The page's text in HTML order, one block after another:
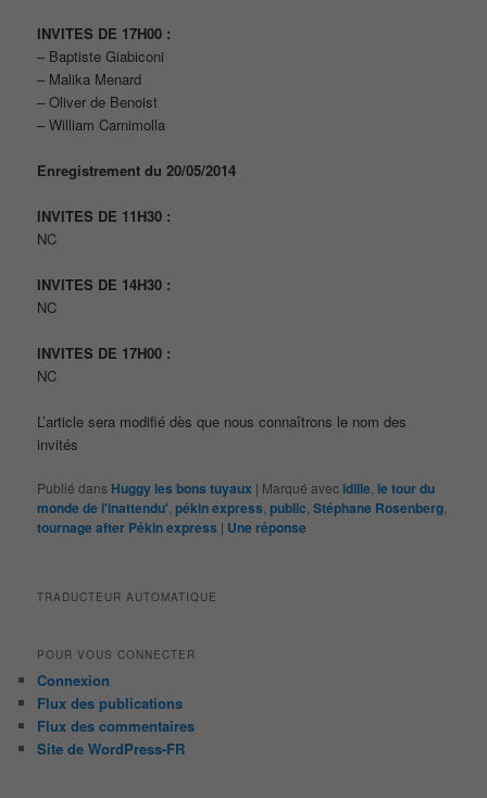
INVITES DE 17H00 :
– Baptiste Giabiconi
– Malika Menard
– Oliver de Benoist
– William Carnimolla
Enregistrement du 20/05/2014
INVITES DE 11H30 :
NC
INVITES DE 14H30 :
NC
INVITES DE 17H00 :
NC
L’article sera modifié dès que nous connaîtrons le nom des
invités
Publié dans Huggy les bons tuyaux | Marqué avec idille le tour du
monde de l'inattendu' ,pékin express ,public ,Stéphane Rosenberg
tournage after Pékin express | Une réponse
TRADUCTEUR AUTOMATIQUE
POUR VOUS CONNECTER
Connexion
Flux des publications
Flux des commentaires
Site de WordPress-FR